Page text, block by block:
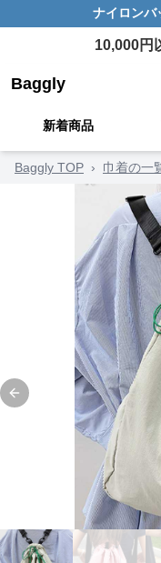
ナイロンバ
10,000円
Baggly
新着商品
Baggly TOP › 巾着の一
Previous slide